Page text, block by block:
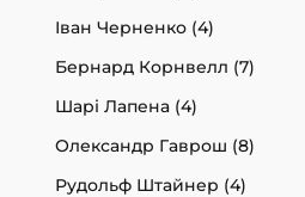
Іван Черненко (4)
Бернард Корнвелл (7)
Шарі Лапена (4)
Олександр Гаврош (8)
Рудольф Штайнер (4)